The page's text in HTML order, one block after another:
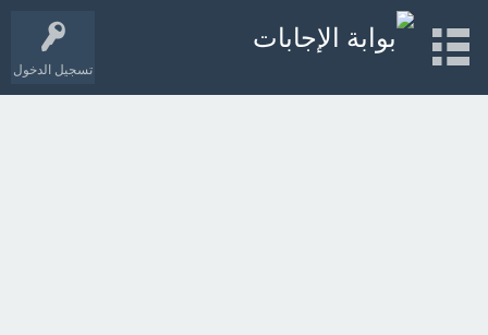
تسجيل الدخول